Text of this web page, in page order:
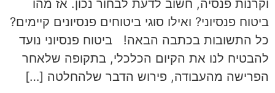
וקרנות פנסיה, חשוב לדעת לבחור נכון. אז מהו
ביטוח פנסיוני? ואילו סוגי ביטוחים פנסיונים קיימים?
כל התשובות בכתבה הבאה! ביטוח פנסיוני נועד
להבטיח לנו את הקיום הכלכלי, בתקופה שלאחר
הפרישה מהעבודה, פירוש הדבר שלהחלטה […]